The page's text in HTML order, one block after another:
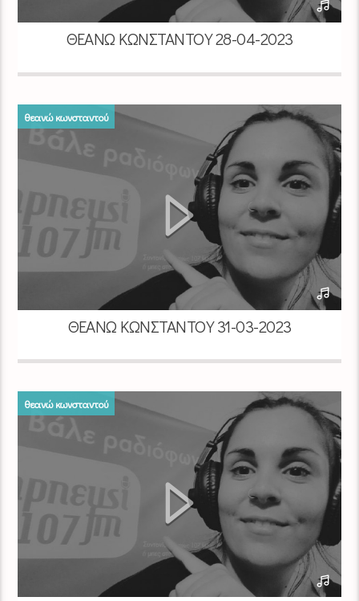
ΘΕΑΝΏ ΚΩΝΣΤΑΝΤΟΎ 28-04-2023
θεανώ κωνσταντού
ΘΕΑΝΏ ΚΩΝΣΤΑΝΤΟΎ 31-03-2023
θεανώ κωνσταντού